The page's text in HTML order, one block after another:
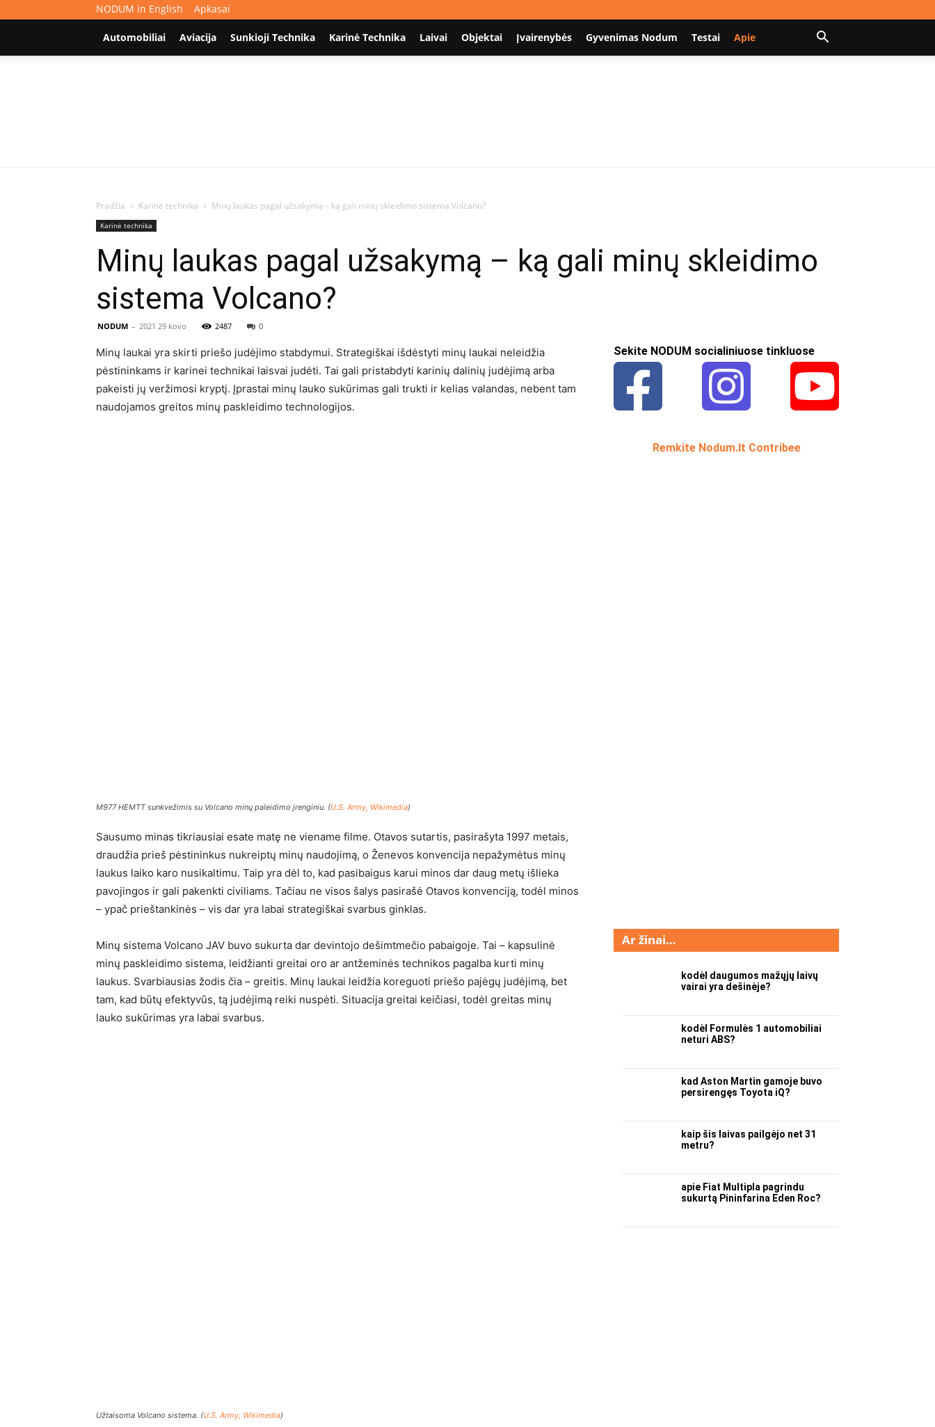
NODUM in English Apkasai
Automobiliai Aviacija Sunkioji Technika Karinė Technika Laivai Objektai Įvairenybės Gyvenimas Nodum Testai Apie
Pradžia Karinė technika Minų laukas pagal užsakymą – ką gali minų skleidimo sistema Volcano?
Karinė technika
Minų laukas pagal užsakymą – ką gali minų skleidimo
sistema Volcano?
NODUM - 2021 29 kovo 2487 0
Minų laukai yra skirti priešo judėjimo stabdymui. Strategiškai išdėstyti minų laukai neleidžia
pėstininkams ir karinei technikai laisvai judėti. Tai gali pristabdyti karinių dalinių judėjimą arba
pakeisti jų veržimosi kryptį. Įprastai minų lauko sukūrimas gali trukti ir kelias valandas, nebent tam
naudojamos greitos minų paskleidimo technologijos.
M977 HEMTT sunkvežimis su Volcano minų paleidimo įrenginiu. (U.S. Army, Wikimedia)
Sausumo minas tikriausiai esate matę ne viename filme. Otavos sutartis, pasirašyta 1997 metais,
draudžia prieš pėstininkus nukreiptų minų naudojimą, o Ženevos konvencija nepažymėtus minų
laukus laiko karo nusikaltimu. Taip yra dėl to, kad pasibaigus karui minos dar daug metų išlieka
pavojingos ir gali pakenkti civiliams. Tačiau ne visos šalys pasirašė Otavos konvenciją, todėl minos
– ypač prieštankinės – vis dar yra labai strategiškai svarbus ginklas.
Minų sistema Volcano JAV buvo sukurta dar devintojo dešimtmečio pabaigoje. Tai – kapsulinė
minų paskleidimo sistema, leidžianti greitai oro ar antžeminės technikos pagalba kurti minų
laukus. Svarbiausias žodis čia – greitis. Minų laukai leidžia koreguoti priešo pajėgų judėjimą, bet
tam, kad būtų efektyvūs, tą judėjimą reiki nuspėti. Situacija greitai keičiasi, todėl greitas minų
lauko sukūrimas yra labai svarbus.
Užtaisoma Volcano sistema. (U.S. Army, Wikimedia)
Sekite NODUM socialiniuose tinkluose
Remkite Nodum.lt Contribee
Ar žinai…
kodėl daugumos mažųjų laivų
vairai yra dešinėje?
kodėl Formulės 1 automobiliai
neturi ABS?
kad Aston Martin gamoje buvo
persirengęs Toyota iQ?
kaip šis laivas pailgėjo net 31
metru?
apie Fiat Multipla pagrindu
sukurtą Pininfarina Eden Roc?